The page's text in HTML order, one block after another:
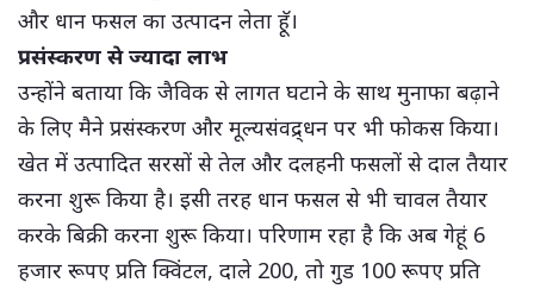
और धान फसल का उत्पादन लेता हॅू।
प्रसंस्करण से ज्यादा लाभ
उन्होंने बताया कि जैविक से लागत घटाने के साथ मुनाफा बढ़ाने
के लिए मैने प्रसंस्करण और मूल्यसंवद्र्धन पर भी फोकस किया।
खेत में उत्पादित सरसों से तेल और दलहनी फसलों से दाल तैयार
करना शुरू किया है। इसी तरह धान फसल से भी चावल तैयार
करके बिक्री करना शुरू किया। परिणाम रहा है कि अब गेहूं 6
हजार रूपए प्रति क्विंटल, दाले 200, तो गुड 100 रूपए प्रति